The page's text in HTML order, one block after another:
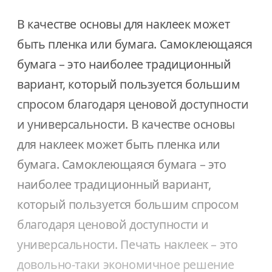
В качестве основы для наклеек может
быть пленка или бумага. Самоклеющаяся
бумага – это наиболее традиционный
вариант, который пользуется большим
спросом благодаря ценовой доступности
и универсальности. В качестве основы
для наклеек может быть пленка или
бумага. Самоклеющаяся бумага – это
наиболее традиционный вариант,
который пользуется большим спросом
благодаря ценовой доступности и
универсальности. Печать наклеек – это
довольно-таки экономичное решение